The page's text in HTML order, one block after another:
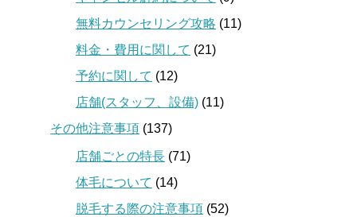
無料カウンセリング攻略 (11)
料金・費用に関して (21)
予約に関して (12)
店舗(スタッフ、設備) (11)
その他注意事項 (137)
店舗ごとの特長 (71)
体毛について (14)
脱毛する際の注意事項 (52)